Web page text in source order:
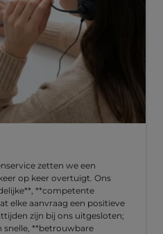
zetten we een
op keer overtuigt. Ons
**competente
elke aanvraag een positieve
zijn bij ons uitgesloten;
snelle, **betrouwbare